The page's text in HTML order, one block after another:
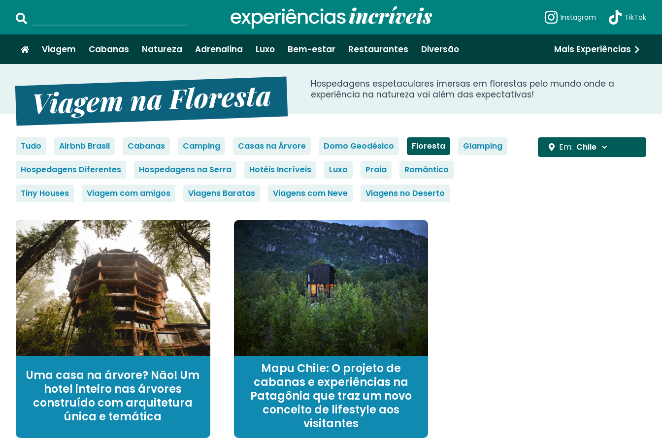
Instagram TikTok
Viagem Cabanas Natureza Adrenalina Luxo Bem-estar Restaurantes Diversão Mais Experiências
Viagem na Floresta
Hospedagens espetaculares imersas em florestas pelo mundo onde a
experiência na natureza vai além das expectativas!
Tudo Airbnb Brasil Cabanas Camping Casas na Árvore Domo Geodésico Floresta Glamping
Hospedagens Diferentes Hospedagens na Serra Hotéis Incríveis Luxo Praia Romântico
Tiny Houses Viagem com amigos Viagens Baratas Viagens com Neve Viagens no Deserto
Em: Chile
Uma casa na árvore? Não! Um
hotel inteiro nas árvores
construído com arquitetura
única e temática
Mapu Chile: O projeto de
cabanas e experiências na
Patagônia que traz um novo
conceito de lifestyle aos
visitantes